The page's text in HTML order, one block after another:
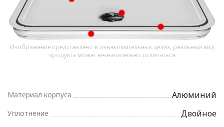
Изображение представлено в ознакомительных целях, реальный вид
продукта может незначительно отличаться
Материал корпуса Алюминий
Уплотнение
Двойное